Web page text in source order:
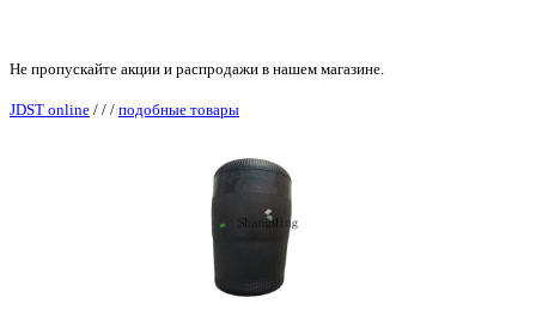
Не пропускайте акции и распродажи в нашем магазине.
JDST online / / / подобные товары